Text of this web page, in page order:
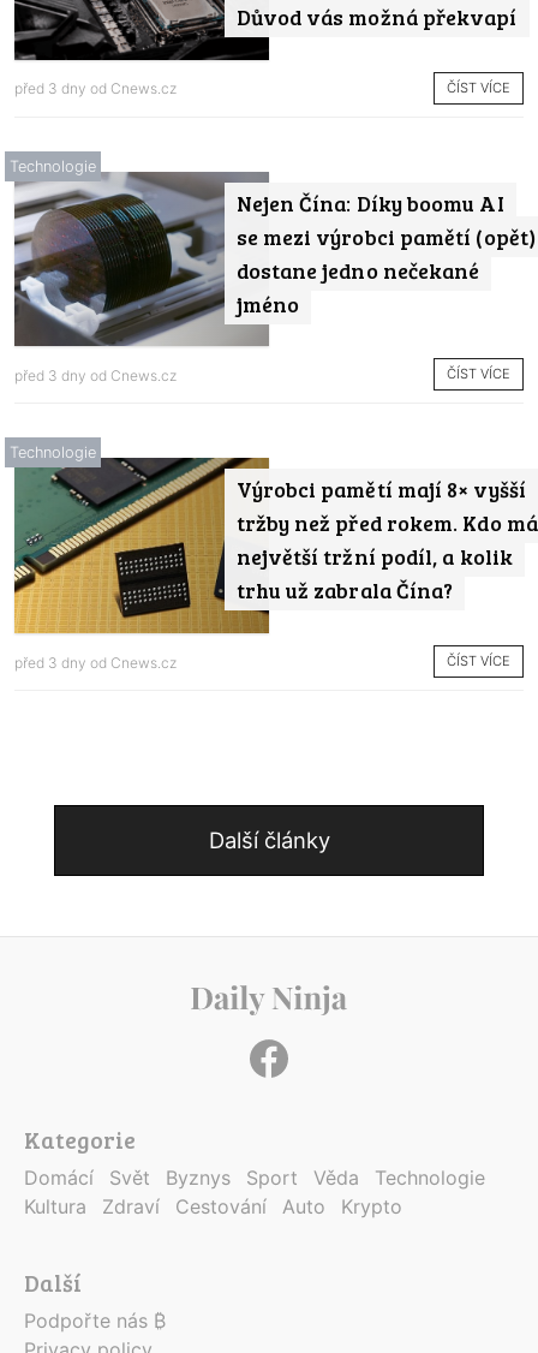
Důvod vás možná překvapí
před 3 dny od Cnews.cz ČÍST VÍCE
Nejen Čína: Díky boomu AI
se mezi výrobci pamětí (opět)
dostane jedno nečekané
jméno
Technologie
před 3 dny od Cnews.cz ČÍST VÍCE
Výrobci pamětí mají 8× vyšší
tržby než před rokem. Kdo má
největší tržní podíl, a kolik
trhu už zabrala Čína?
Technologie
před 3 dny od Cnews.cz ČÍST VÍCE
Další články
Kategorie
Domácí Svět Byznys Sport Věda
Technologie
Kultura
Zdraví Cestování Auto Krypto
Další
Podpořte nás ₿